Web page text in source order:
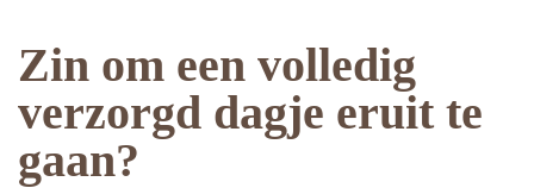
Zin om een volledig
verzorgd dagje eruit te
gaan?